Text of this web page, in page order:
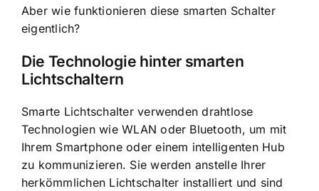
Aber wie funktionieren diese smarten Schalter
eigentlich?
Die Technologie hinter smarten
Lichtschaltern
Smarte Lichtschalter verwenden drahtlose
Technologienwie WLAN oder Bluetooth, um mit
Ihrem Smartphone oder einem intelligenten Hub
zu kommunizieren. Sie werden anstelle Ihrer
herkömmlichen Lichtschalter installiert und sind